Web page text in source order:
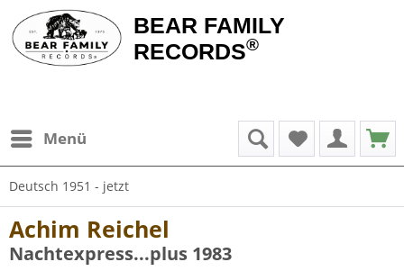
BEAR FAMILY
RECORDS®
Menü
Deutsch 1951 - jetzt
Achim Reichel
Nachtexpress...plus 1983